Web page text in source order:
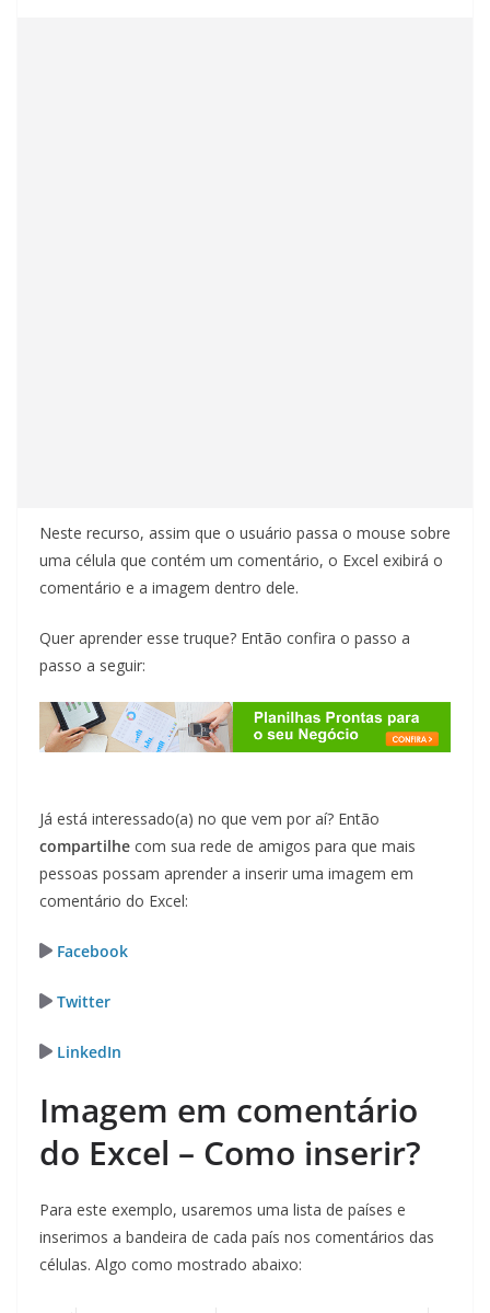
Neste recurso, assim que o usuário passa o mouse sobre
uma célula que contém um comentário, o Excel exibirá o
comentário e a imagem dentro dele.
Quer aprender esse truque? Então confira o passo a
passo a seguir:
Já está interessado(a) no que vem por aí? Então
compartilhe com sua rede de amigos para que mais
pessoas possam aprender a inserir uma imagem em
comentário do Excel:
Facebook
Twitter
LinkedIn
Imagem em comentário
do Excel – Como inserir?
Para este exemplo, usaremos uma lista de países e
inserimos a bandeira de cada país nos comentários das
células. Algo como mostrado abaixo: